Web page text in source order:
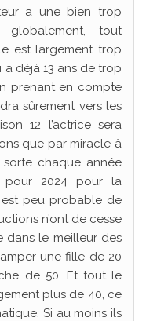
a une bien trop
globalement, tout
est largement trop
a déjà 13 ans de trop
prenant en compte
sûrement vers les
12 l’actrice sera
que par miracle à
chaque année
pour 2024 pour la
peu probable de
n’ont de cesse
dans le meilleur des
une fille de 20
de 50. Et tout le
plus de 40, ce
Si au moins ils